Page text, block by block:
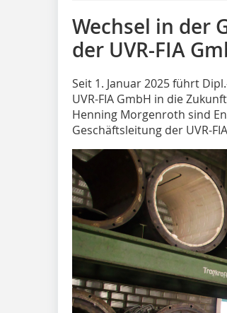
Wechsel in der
der UVR-FIA
Seit 1. Januar 2025 führt
UVR-FIA GmbH in die
Henning Morgenroth sind
Geschäftsleitung der UVR-